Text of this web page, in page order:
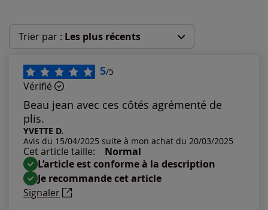
Trier par : Les plus récents
Les plus récents
Les plus anciens
Notes les plus élevées
Notes les plus basses
5/5
Vérifié
Beau jean avec ces côtés agrémenté de
plis.
YVETTE D.
Avis du 15/04/2025 suite à mon achat du 20/03/2025
Cet article taille:
Normal
L’article est conforme à la description
Je recommande cet article
Signaler